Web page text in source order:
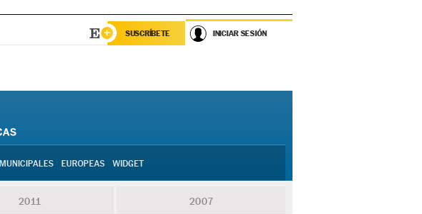
SUSCRÍBETE INICIAR SESIÓN
MUNICIPALES EUROPEAS WIDGET
2011 2007